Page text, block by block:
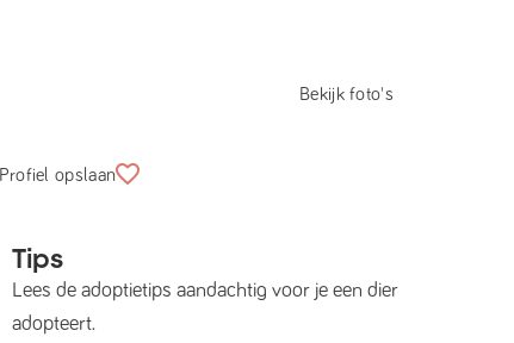
Bekijk foto's
Profiel opslaan
Tips
Lees de adoptietips aandachtig voor je een dier
adopteert.